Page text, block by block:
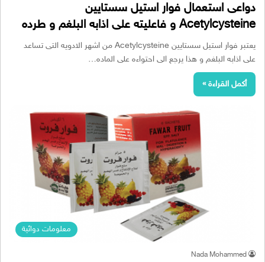
دواعى استعمال فوار استيل سستايين
Acetylcysteine و فاعليته على اذابه البلغم و طرده
يعتبر فوار استيل سستايين Acetylcysteine من اشهر الادويه التى تساعد
على اذابه البلغم و هذا يرجع الى احتواءه على الماده…
أكمل القراءة »
معلومات دوائية
Nada Mohammed